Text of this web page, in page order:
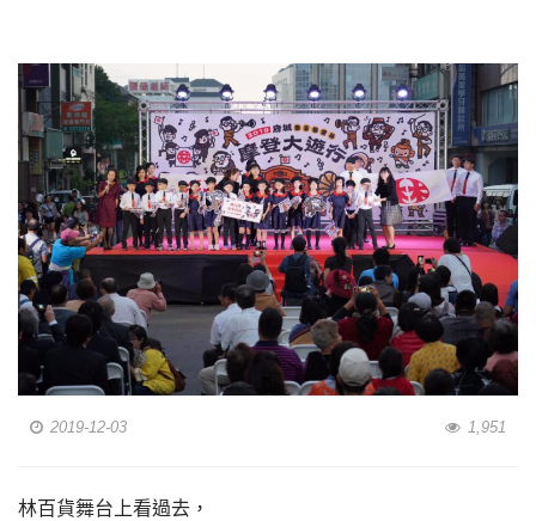
2019-12-03 1,951
林百貨舞台上看過去，